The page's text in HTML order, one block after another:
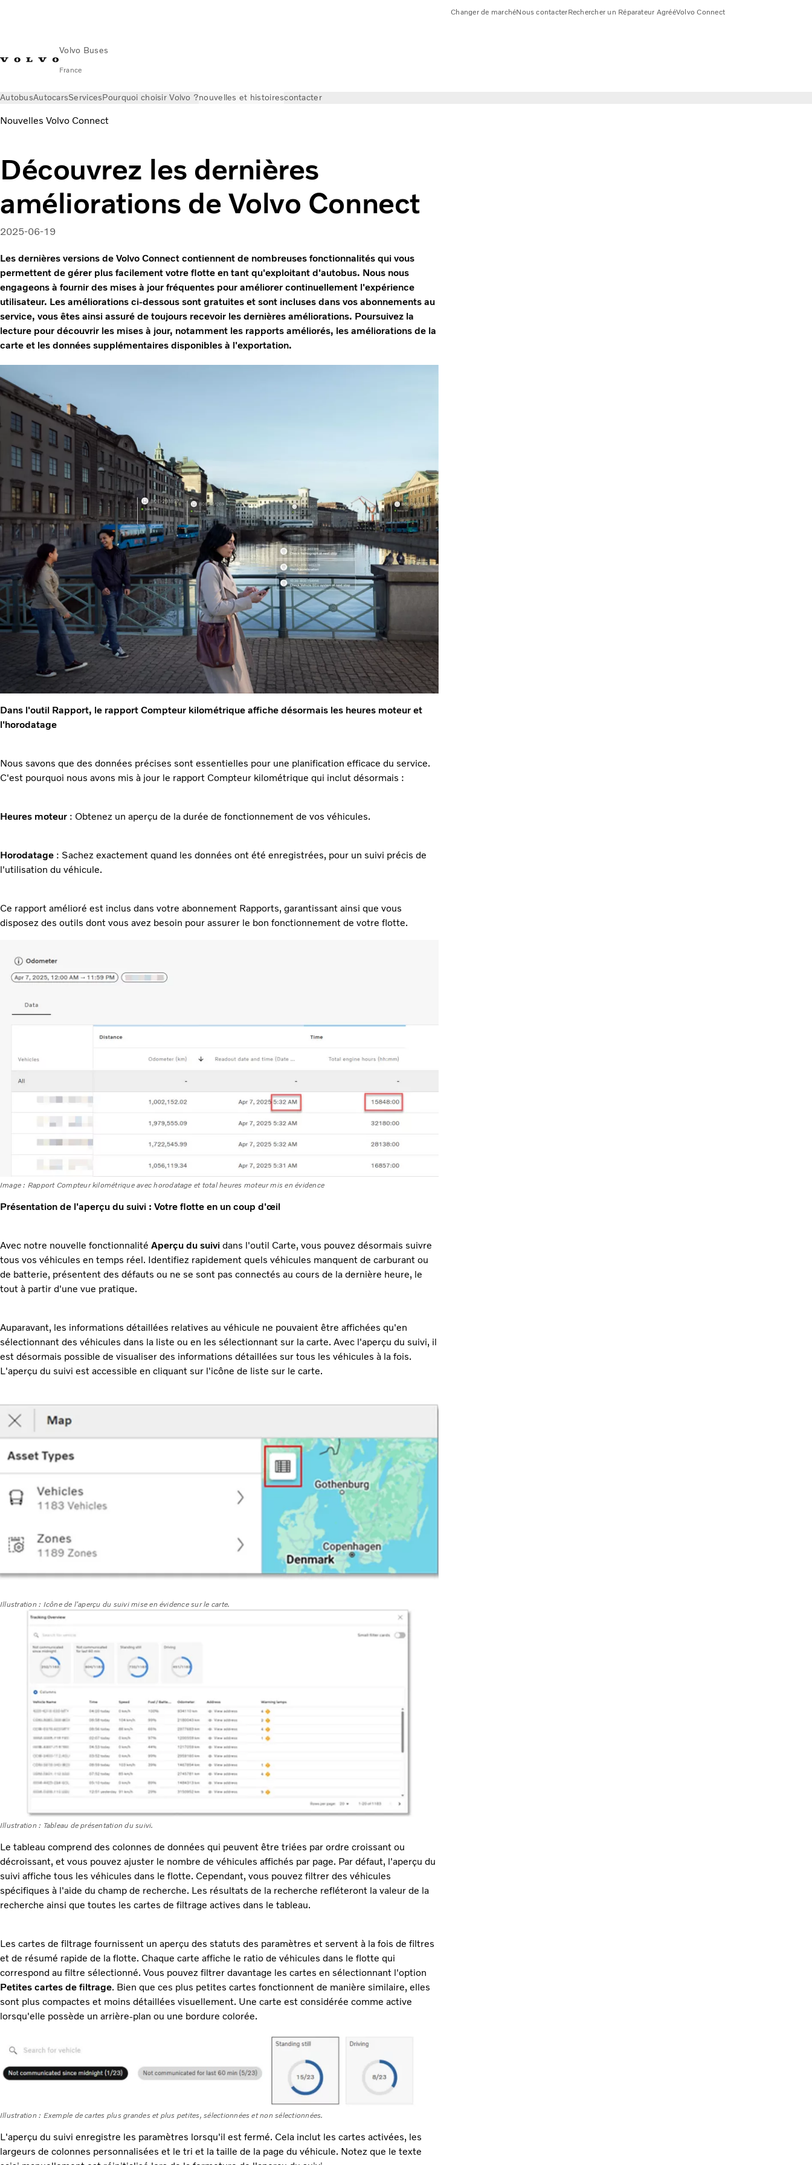
Volvo Buses
France
Changer de marchéNous contacterRechercher un Réparateur AgrééVolvo Connect
AutobusAutocarsServicesPourquoi choisir Volvo ?nouvelles et histoirescontacter
Nouvelles Volvo Connect
Découvrez les dernières
améliorations de Volvo Connect
2025-06-19
Les dernières versions de Volvo Connect contiennent de nombreuses fonctionnalités qui vous
permettent de gérer plus facilement votre flotte en tant qu'exploitant d'autobus. Nous nous
engageons à fournir des mises à jour fréquentes pour améliorer continuellement l'expérience
utilisateur. Les améliorations ci-dessous sont gratuites et sont incluses dans vos abonnements au
service, vous êtes ainsi assuré de toujours recevoir les dernières améliorations. Poursuivez la
lecture pour découvrir les mises à jour, notamment les rapports améliorés, les améliorations de la
carte et les données supplémentaires disponibles à l'exportation.
Dans l'outil Rapport, le rapport Compteur kilométrique affiche désormais les heures moteur et
l'horodatage
Nous savons que des données précises sont essentielles pour une planification efficace du service.
C'est pourquoi nous avons mis à jour le rapport Compteur kilométrique qui inclut désormais :
Heures moteur : Obtenez un aperçu de la durée de fonctionnement de vos véhicules.
Horodatage : Sachez exactement quand les données ont été enregistrées, pour un suivi précis de
l'utilisation du véhicule.
Ce rapport amélioré est inclus dans votre abonnement Rapports, garantissant ainsi que vous
disposez des outils dont vous avez besoin pour assurer le bon fonctionnement de votre flotte.
Image : Rapport Compteur kilométrique avec horodatage et total heures moteur mis en évidence
Présentation de l'aperçu du suivi : Votre flotte en un coup d'œil
Avec notre nouvelle fonctionnalité Aperçu du suivi dans l'outil Carte, vous pouvez désormais suivre
tous vos véhicules en temps réel. Identifiez rapidement quels véhicules manquent de carburant ou
de batterie, présentent des défauts ou ne se sont pas connectés au cours de la dernière heure, le
tout à partir d'une vue pratique.
Auparavant, les informations détaillées relatives au véhicule ne pouvaient être affichées qu'en
sélectionnant des véhicules dans la liste ou en les sélectionnant sur la carte. Avec l'aperçu du suivi, il
est désormais possible de visualiser des informations détaillées sur tous les véhicules à la fois.
L'aperçu du suivi est accessible en cliquant sur l'icône de liste sur le carte.
Illustration : Icône de l'aperçu du suivi mise en évidence sur le carte.
Illustration : Tableau de présentation du suivi.
Le tableau comprend des colonnes de données qui peuvent être triées par ordre croissant ou
décroissant, et vous pouvez ajuster le nombre de véhicules affichés par page. Par défaut, l'aperçu du
suivi affiche tous les véhicules dans le flotte. Cependant, vous pouvez filtrer des véhicules
spécifiques à l'aide du champ de recherche. Les résultats de la recherche refléteront la valeur de la
recherche ainsi que toutes les cartes de filtrage actives dans le tableau.
Les cartes de filtrage fournissent un aperçu des statuts des paramètres et servent à la fois de filtres
et de résumé rapide de la flotte. Chaque carte affiche le ratio de véhicules dans le flotte qui
correspond au filtre sélectionné. Vous pouvez filtrer davantage les cartes en sélectionnant l'option
Petites cartes de filtrage. Bien que ces plus petites cartes fonctionnent de manière similaire, elles
sont plus compactes et moins détaillées visuellement. Une carte est considérée comme active
lorsqu'elle possède un arrière-plan ou une bordure colorée.
Illustration : Exemple de cartes plus grandes et plus petites, sélectionnées et non sélectionnées.
L'aperçu du suivi enregistre les paramètres lorsqu'il est fermé. Cela inclut les cartes activées, les
largeurs de colonnes personnalisées et le tri et la taille de la page du véhicule. Notez que le texte